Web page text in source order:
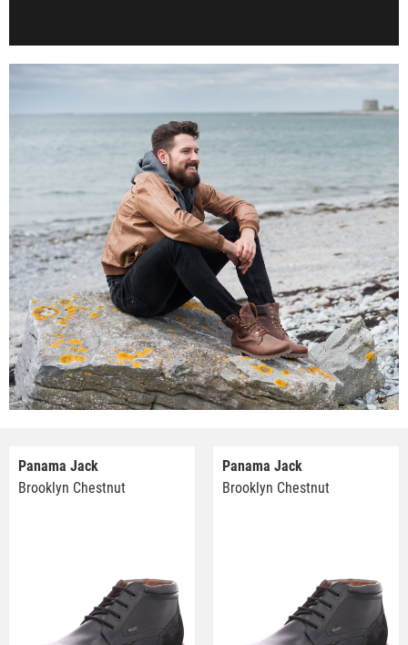
Panama Jack
Brooklyn Chestnut
Panama Jack
Brooklyn Chestnut